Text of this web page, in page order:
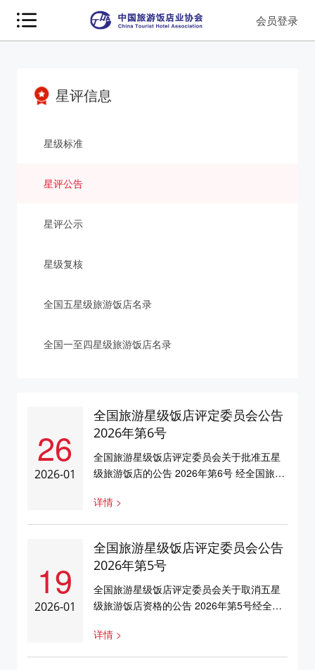
会员登录
星评信息
星级标准
星评公告
星评公示
星级复核
全国五星级旅游饭店名录
全国一至四星级旅游饭店名录
26
2026-01
全国旅游星级饭店评定委员会公告
2026年第6号
全国旅游星级饭店评定委员会关于批准五星
级旅游饭店的公告 2026年第6号 经全国旅游
酒店为五星级旅游饭店。具体如下：序号省
份饭店名称标牌编号1江西镜花湾酒店
员会2026年1月26日 ...
详情 >
19
2026-01
全国旅游星级饭店评定委员会公告
2026年第5号
全国旅游星级饭店评定委员会关于取消五星
级旅游饭店资格的公告 2026年第5号经全国
下二家饭店五星级旅游饭店资格。具体情况
如下：序号省份饭店名称标牌编号1辽宁沈阳
详情 >